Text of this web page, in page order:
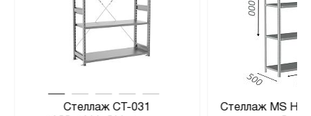
Стеллаж СТ-031
Стеллаж MS